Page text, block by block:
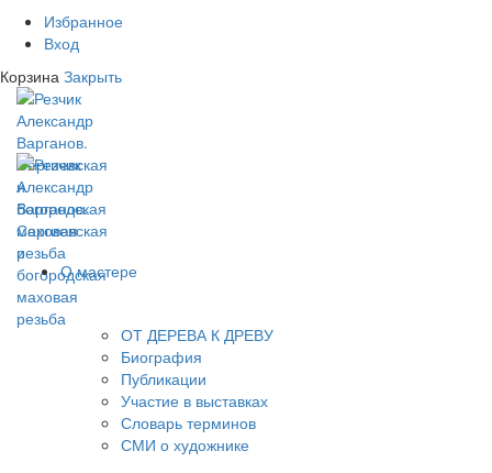
Избранное
Вход
Корзина Закрыть
О мастере
ОТ ДЕРЕВА К ДРЕВУ
Биография
Публикации
Участие в выставках
Словарь терминов
СМИ о художнике